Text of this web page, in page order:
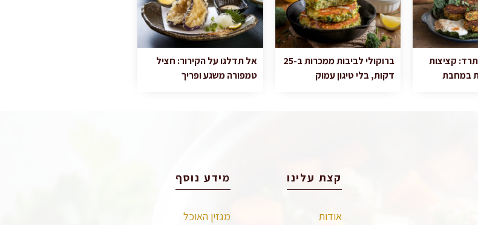
קציצות
במחבת
ברוקולי לביבות ממכרות ב-25
דקות, בלי טיגון עמוק
אל תדלגו על הקירור: חציל
טמפורה משגע ופריך
קצת עלינו
אודות
מידע נוסף
מגזין האוכל